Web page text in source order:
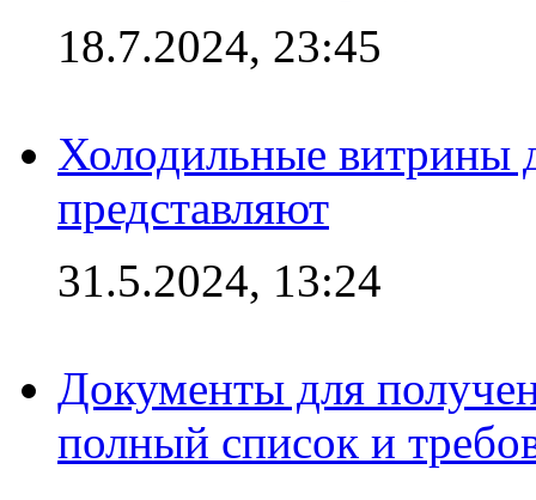
18.7.2024, 23:45
Холодильные витрины
представляют
31.5.2024, 13:24
Документы для
полный список и